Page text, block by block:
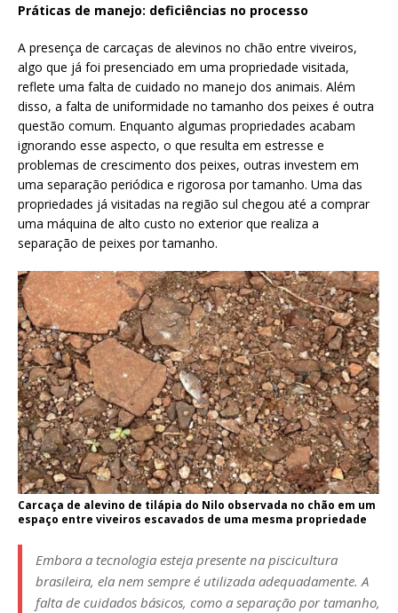
Práticas de manejo: deficiências no processo
A presença de carcaças de alevinos no chão entre viveiros,
algo que já foi presenciado em uma propriedade visitada,
reflete uma falta de cuidado no manejo dos animais. Além
disso, a falta de uniformidade no tamanho dos peixes é outra
questão comum. Enquanto algumas propriedades acabam
ignorando esse aspecto, o que resulta em estresse e
problemas de crescimento dos peixes, outras investem em
uma separação periódica e rigorosa por tamanho. Uma das
propriedades já visitadas na região sul chegou até a comprar
uma máquina de alto custo no exterior que realiza a
separação de peixes por tamanho.
Carcaça de alevino de tilápia do Nilo observada no chão em um
espaço entre viveiros escavados de uma mesma propriedade
Embora a tecnologia esteja presente na piscicultura
brasileira, ela nem sempre é utilizada adequadamente. A
falta de cuidados básicos, como a separação por tamanho,